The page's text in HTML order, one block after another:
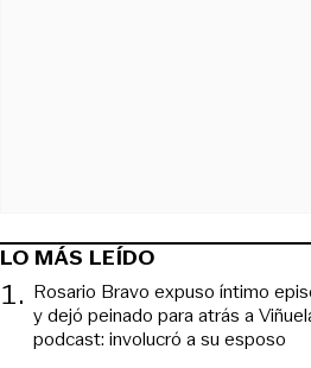
LO MÁS LEÍDO
1. Rosario Bravo expuso íntimo
y dejó peinado para atrás a
podcast: involucró a su esposo